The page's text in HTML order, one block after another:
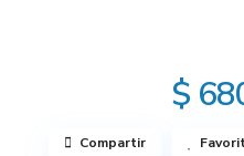
$
Compartir